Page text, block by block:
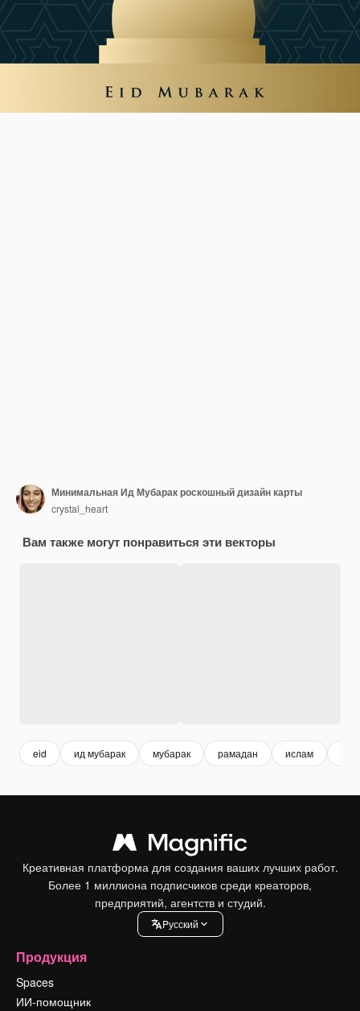
Минимальная Ид Мубарак роскошный дизайн карты
crystal_heart
Вам также могут понравиться эти векторы
eid ид мубарак мубарак рамадан ислам
Креативная платформа для создания ваших лучших работ.
Более 1 миллиона подписчиков среди креаторов,
предприятий, агентств и студий.
Pусский
Продукция
Spaces
ИИ-помощник